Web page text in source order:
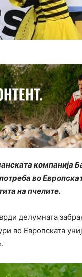
компанија
во
на пчелите.
делумната
во Европската